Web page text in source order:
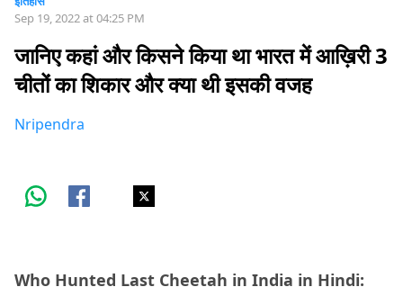
Sep 19, 2022 at 04:25 PM
जानिए कहां और किसने किया था भारत में आख़िरी 3
चीतों का शिकार और क्या थी इसकी वजह
Nripendra
Who Hunted Last Cheetah in India in Hindi: